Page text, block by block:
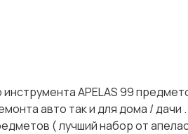
APELAS 99
авто так и для дома / дачи .
( лучший набор от